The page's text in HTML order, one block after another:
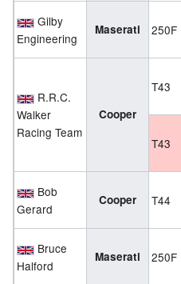
Gilby
Engineering
Maserati 250F
R.R.C.
Walker
Racing Team
Cooper
T43
T43
Bob
Gerard
Cooper T44
Bruce
Halford
Maserati 250F